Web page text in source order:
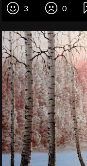
3 0